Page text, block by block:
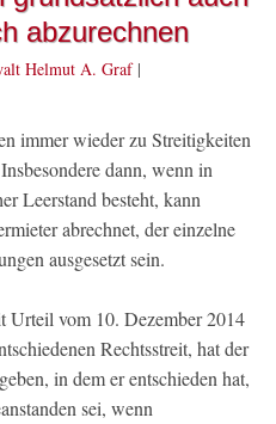
abzurechnen
Helmut A. Graf|
immer wieder zu Streitigkeiten
dann, wenn in
Leerstand besteht, kann
abrechnet, der einzelne
ausgesetzt sein.
vom 10. Dezember 2014
Rechtsstreit, hat der
in dem er entschieden hat,
sei, wenn